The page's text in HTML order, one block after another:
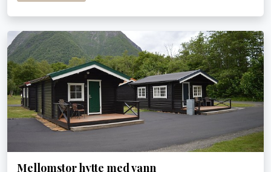
Mellomstor hytte med vann